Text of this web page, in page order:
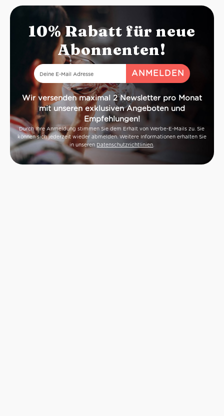
10% Rabatt für neue
Abonnenten!
Wir versenden maximal 2 Newsletter pro Monat
mit unseren exklusiven Angeboten und
Empfehlungen!
Durch Ihre Anmeldung stimmen Sie dem Erhalt von Werbe-E-Mails zu. Sie
können sich jederzeit wieder abmelden. Weitere Informationen erhalten Sie
in unseren Datenschutzrichtlinien